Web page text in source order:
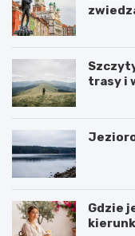
trasy i
Gdzie